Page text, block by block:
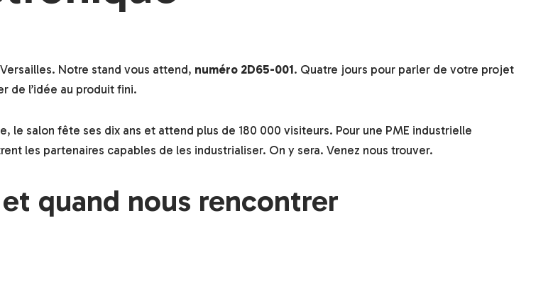
Notre stand vous attend, numéro 2D65-001. Quatre jours pour parler de votre projet
de l’idée au produit fini.
le salon fête ses dix ans et attend plus de 180 000 visiteurs. Pour une PME industrielle
les partenaires capables de les industrialiser. On y sera. Venez nous trouver.
quand nous rencontrer